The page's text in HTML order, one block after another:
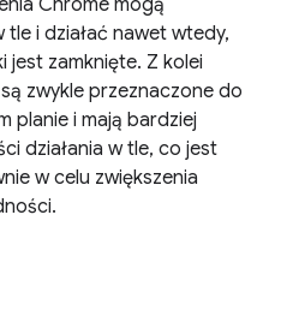
Chrome mogą
i działać nawet wtedy,
zamknięte. Z kolei
zwykle przeznaczone do
planie i mają bardziej
działania w tle, co jest
w celu zwiększenia